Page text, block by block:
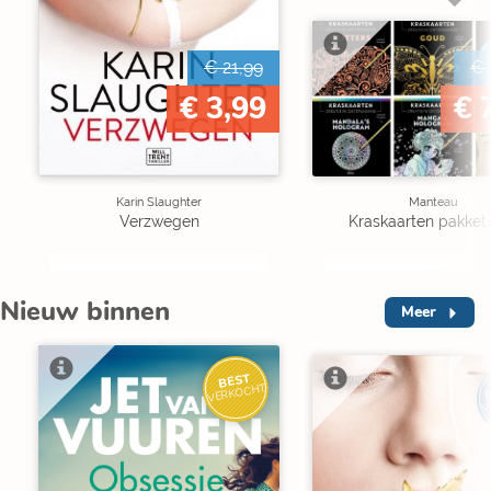
€ 21,99
€ 3,99
Karin Slaughter
Verzwegen
€
€
Manteau
Kraskaarten pakket
Nieuw binnen Meer
BEST
VERKOCHT